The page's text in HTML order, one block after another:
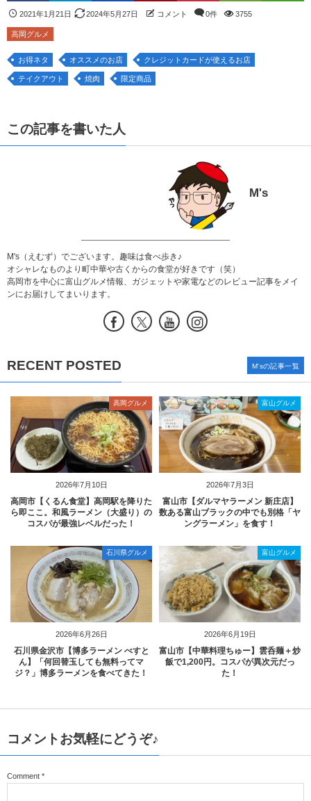
2021年1月21日 2024年5月27日 コメント 0件 3755
高岡グルメ
お得ネタ オススメのお店 クレジットカードが使えるお店
テイクアウト 焼肉 限定商品
この記事を書いた人
M's
M's（えむず）でございます。趣味は食べ歩き♪
オシャレなものより町中華や古くからの食堂が好きです（笑）
高岡市を中心に富山グルメ情報、ガジェットや家電などのレビュー記事をメイ
ンにお届けしてまいります。
RECENT POSTED
2026年7月10日
高岡グルメ
高岡市【くるん食堂】高岡駅を降りた
ら即ここ。和風ラーメン（大盛り）の
コスパが最強レベルだった！
2026年7月3日
富山グルメ
富山市【ダルマヤラーメン 新庄店】
数ある富山ブラックの中でも別格「ヤ
ングラーメン」を食す！
2026年6月26日
石川県グルメ
石川県金沢市【博多ラーメン べすと
ん】「何回替玉しても無料ってマ
ジ？」博多ラーメンを食べてきた！
2026年6月19日
富山グルメ
富山市【中華料理ちゅー】雲呑麺＋炒
飯で1,200円。コスパが異次元だっ
た！
M'sの記事一覧
コメントお気軽にどうぞ♪
Comment *